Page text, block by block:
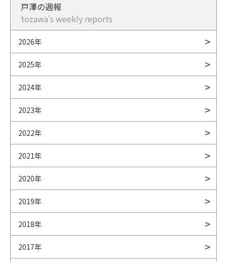
戸澤の週報
tozawa's weekly reports
2026年
2025年
2024年
2023年
2022年
2021年
2020年
2019年
2018年
2017年